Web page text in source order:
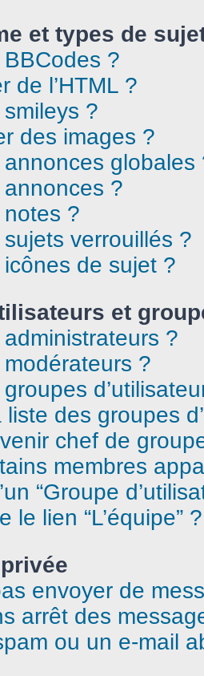
et types de
?
de l’HTML ?
?
des images ?
globales
?
?
verrouillés ?
de sujet ?
et
?
?
des groupes
chef de
membres
“Groupe
le lien “L’équipe” ?
envoyer de
arrêt des
ou un e-mail